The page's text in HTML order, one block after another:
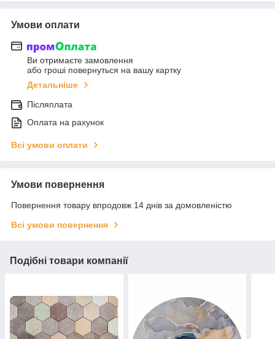
Умови оплати
Ви отримаєте замовлення
або гроші повернуться на вашу картку
Детальніше
Післяплата
Оплата на рахунок
Всі умови оплати
Умови повернення
Повернення товару впродовж 14 днів за домовленістю
Всі умови повернення
Подібні товари компанії